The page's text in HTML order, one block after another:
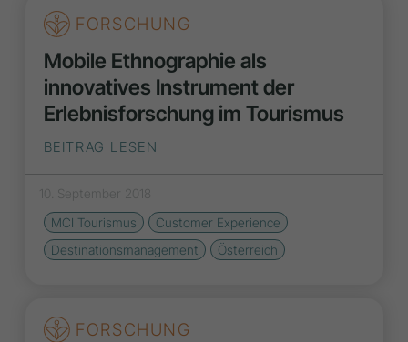
FORSCHUNG
Mobile Ethnographie als
innovatives Instrument der
Erlebnisforschung im Tourismus
BEITRAG LESEN
10. September 2018
MCI Tourismus
Customer Experience
Destinationsmanagement
Österreich
FORSCHUNG